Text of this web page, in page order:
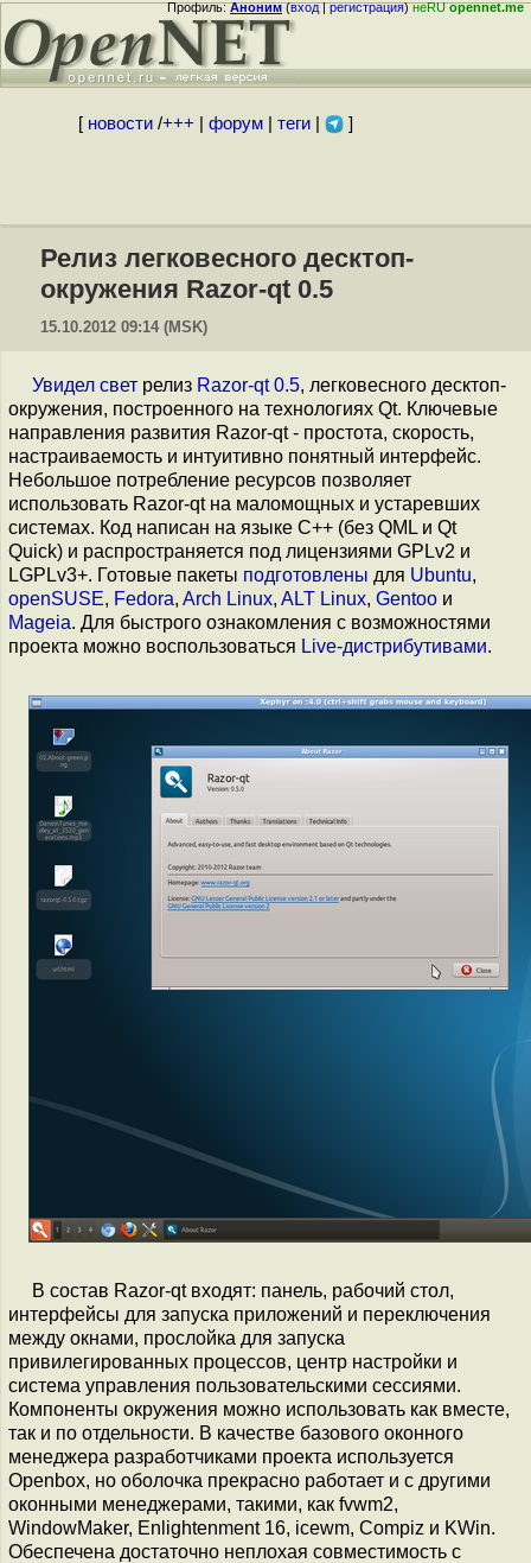
Профиль:Аноним(вход|регистрация)неRUopennet.me
[ новости/+++ форум| теги| ]
Релиз легковесного десктоп-
окружения Razor-qt 0.5
15.10.2012 09:14 (MSK)
Увидел свет релиз Razor-qt 0.5, легковесного десктоп-
окружения, построенного на технологиях Qt. Ключевые
направления развития Razor-qt - простота, скорость,
настраиваемость и интуитивно понятный интерфейс.
Небольшое потребление ресурсов позволяет
использовать Razor-qt на маломощных и устаревших
системах. Код написан на языке C++ (без QML и Qt
Quick) и распространяется под лицензиями GPLv2 и
LGPLv3+. Готовые пакеты подготовлены для Ubuntu,
openSUSE, Fedora, Arch Linux, ALT Linux, Gentoo и
Mageia. Для быстрого ознакомления с возможностями
проекта можно воспользоваться Live-дистрибутивами.
В состав Razor-qt входят: панель, рабочий стол,
интерфейсы для запуска приложений и переключения
между окнами, прослойка для запуска
привилегированных процессов, центр настройки и
система управления пользовательскими сессиями.
Компоненты окружения можно использовать как вместе,
так и по отдельности. В качестве базового оконного
менеджера разработчиками проекта используется
Openbox, но оболочка прекрасно работает и с другими
оконными менеджерами, такими, как fvwm2,
WindowMaker, Enlightenment 16, icewm, Compiz и KWin.
Обеспечена достаточно неплохая совместимость с